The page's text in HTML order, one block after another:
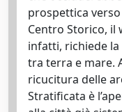
prospettica
Centro Storico,
infatti, richiede
tra terra e mare.
ricucitura delle
Stratificata è